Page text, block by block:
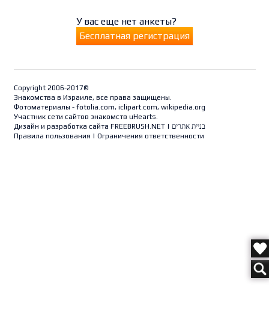
У вас еще нет анкеты?
Бесплатная регистрация
Copyright 2006-2017©
Знакомства в Израиле, все права защищены.
Фотоматериалы - fotolia.com, iclipart.com, wikipedia.org
Участник сети сайтов знакомств uHearts.
Дизайн и разработка сайта FREEBRUSH.NET| בניית אתרים
Правила пользования | Ограничения ответственности